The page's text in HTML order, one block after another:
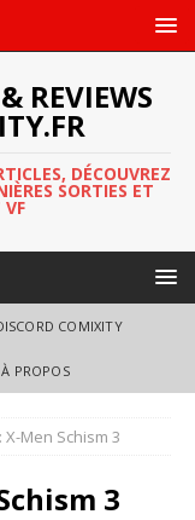
REVIEWS
DÉCOUVREZ
SORTIES ET
VF
COMIXITY
À PROPOS
Men Schism 3
3